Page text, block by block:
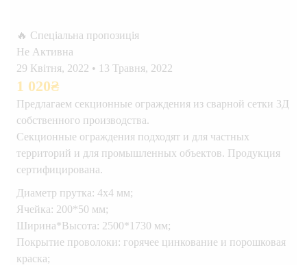
🔥 Спеціальна пропозиція
Не Активна
29 Квітня, 2022 • 13 Травня, 2022
1 020₴
Предлагаем секционные ограждения из сварной сетки 3Д
собственного производства.
Секционные ограждения подходят и для частных
территорий и для промышленных объектов. Продукция
сертифицирована.
Диаметр прутка: 4х4 мм;
Ячейка: 200*50 мм;
Ширина*Высота: 2500*1730 мм;
Покрытие проволоки: горячее цинкование и порошковая
краска;